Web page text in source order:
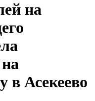
на
в Асекеево